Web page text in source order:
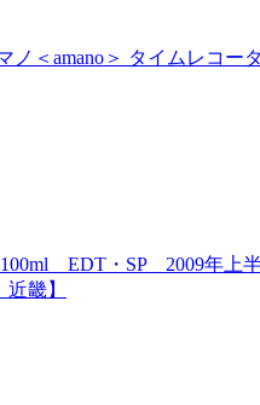
＜amano＞ タイムレコー
EDT・SP 2009年
畿】